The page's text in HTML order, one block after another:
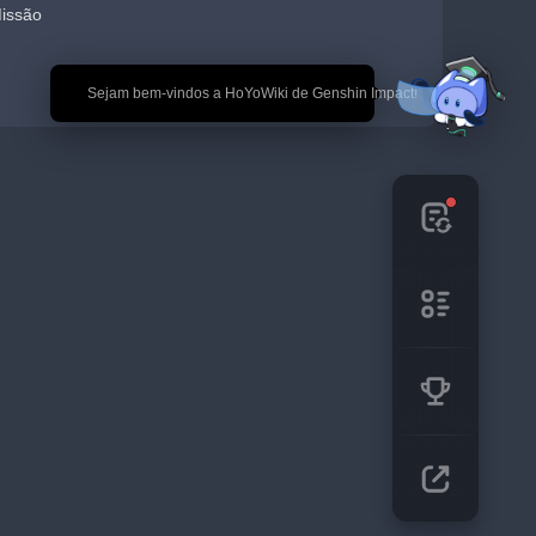
🎉 Sejam bem-vindos a HoYoWiki de Genshin Impact!